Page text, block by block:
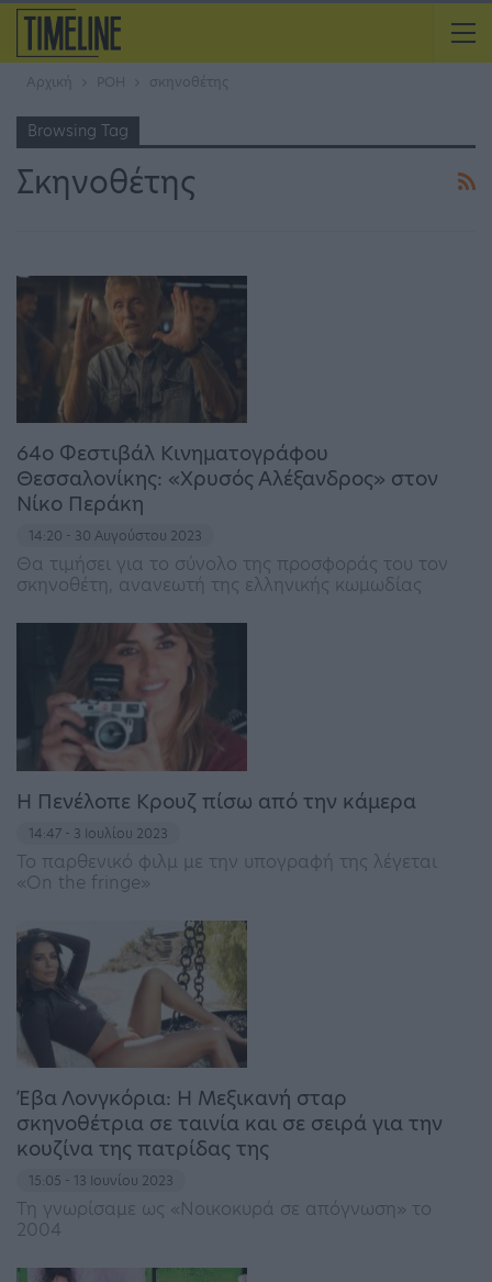
Αρχική ΡΟΗ σκηνοθέτης
Browsing Tag
Σκηνοθέτης
64ο Φεστιβάλ Κινηματογράφου
Θεσσαλονίκης: «Χρυσός Αλέξανδρος» στον
Νίκο Περάκη
14:20 - 30 Αυγούστου 2023
Θα τιμήσει για το σύνολο της προσφοράς του τον
σκηνοθέτη, ανανεωτή της ελληνικής κωμωδίας
Η Πενέλοπε Κρουζ πίσω από την κάμερα
14:47 - 3 Ιουλίου 2023
Το παρθενικό φιλμ με την υπογραφή της λέγεται
«On the fringe»
Έβα Λονγκόρια: Η Μεξικανή σταρ
σκηνοθέτρια σε ταινία και σε σειρά για την
κουζίνα της πατρίδας της
15:05 - 13 Ιουνίου 2023
Τη γνωρίσαμε ως «Νοικοκυρά σε απόγνωση» το
2004